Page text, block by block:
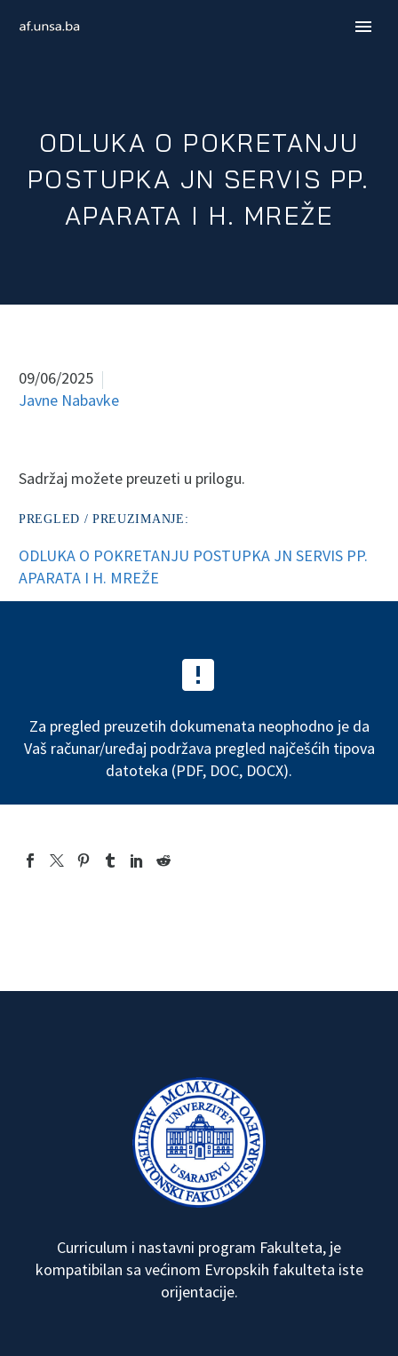
ODLUKA O POKRETANJU
POSTUPKA JN SERVIS PP.
APARATA I H. MREŽE
09/06/2025
Javne Nabavke
Sadržaj možete preuzeti u prilogu.
PREGLED / PREUZIMANJE:
ODLUKA O POKRETANJU POSTUPKA JN SERVIS PP.
APARATA I H. MREŽE


Za pregled preuzetih dokumenata neophodno je da
Vaš računar/uređaj podržava pregled najčešćih tipova
datoteka (PDF, DOC, DOCX).
Curriculum i nastavni program Fakulteta, je
kompatibilan sa većinom Evropskih fakulteta iste
orijentacije.